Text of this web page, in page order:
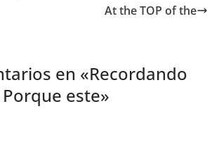
At the TOP of the
en «Recordando
este»